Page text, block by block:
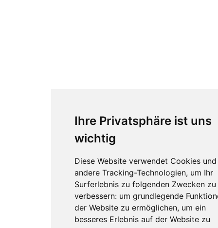
Ihre Privatsphäre ist uns
wichtig
Diese Website verwendet Cookies und
andere Tracking-Technologien, um Ihr
Surferlebnis zu folgenden Zwecken zu
verbessern: um grundlegende
der Website zu ermöglichen, um ein
besseres Erlebnis auf der Website zu